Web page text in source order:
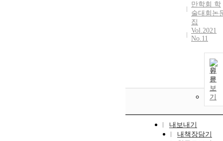
만학회 학
술대회논
집
Vol.2021
No.11
원
문
보
기
내보내기
내책장담기